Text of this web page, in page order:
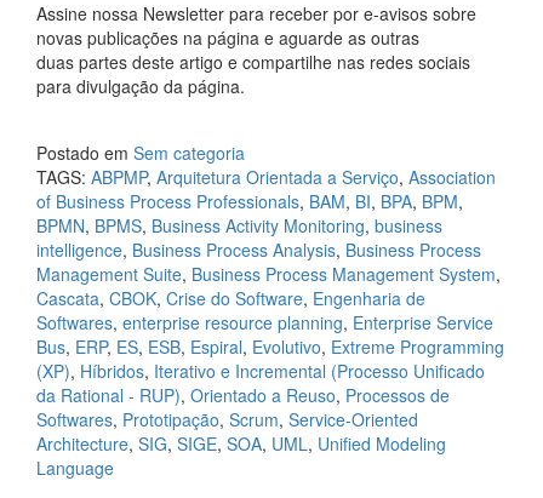
Assine nossa Newsletter para receber por e-avisos sobre
novas publicações na página e aguarde as outras
duas partes deste artigo e compartilhe nas redes sociais
para divulgação da página.
Postado em Sem categoria
TAGS: ABPMP, Arquitetura Orientada a Serviço, Association
of Business Process Professionals, BAM, BI, BPA, BPM,
BPMN, BPMS, Business Activity Monitoring, business
intelligence, Business Process Analysis, Business Process
Management Suite, Business Process Management System,
Cascata, CBOK, Crise do Software, Engenharia de
Softwares, enterprise resource planning, Enterprise Service
Bus, ERP, ES, ESB, Espiral, Evolutivo, Extreme Programming
(XP), Híbridos, Iterativo e Incremental (Processo Unificado
da Rational - RUP), Orientado a Reuso, Processos de
Softwares, Prototipação, Scrum, Service-Oriented
Architecture, SIG, SIGE, SOA, UML, Unified Modeling
Language